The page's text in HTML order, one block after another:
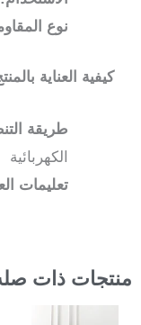
نوع
كيفية العناية
طريقة
الكهربائية
تعليمات
منتجات ذات